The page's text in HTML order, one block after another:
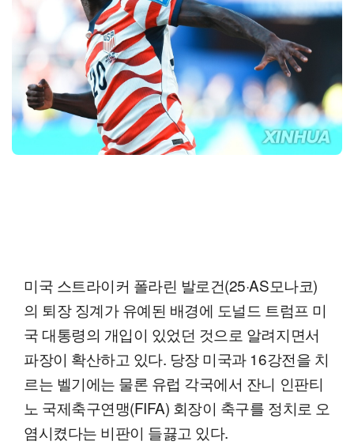
미국 스트라이커 폴라린 발로건(25·AS모나코)
의 퇴장 징계가 유예된 배경에 도널드 트럼프 미
국 대통령의 개입이 있었던 것으로 알려지면서
파장이 확산하고 있다. 당장 미국과 16강전을 치
르는 벨기에는 물론 유럽 각국에서 잔니 인판티
노 국제축구연맹(FIFA) 회장이 축구를 정치로 오
염시켰다는 비판이 들끓고 있다.